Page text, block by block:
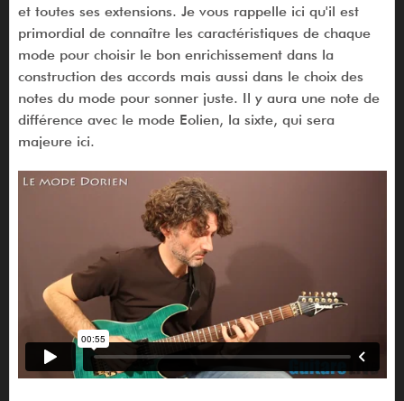
et toutes ses extensions. Je vous rappelle ici qu'il est
primordial de connaître les caractéristiques de chaque
mode pour choisir le bon enrichissement dans la
construction des accords mais aussi dans le choix des
notes du mode pour sonner juste. Il y aura une note de
différence avec le mode Eolien, la sixte, qui sera
majeure ici.